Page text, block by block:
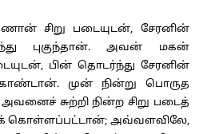
சிறு படையுடன், சேரனின்
புகுந்தான். அவன் மகன்
பின் தொடர்ந்து சேரனின்
முன் நின்று பொருத
சுற்றி நின்ற சிறு படைத்
கொள்ளப்பட்டான்; அவ்வளவிலே,